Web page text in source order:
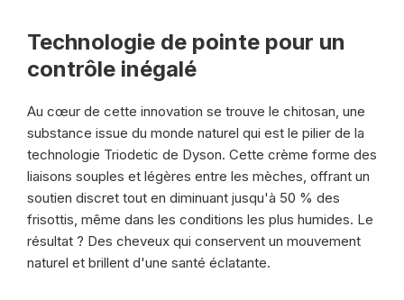
Technologie de pointe pour un
contrôle inégalé
Au cœur de cette innovation se trouve le chitosan, une
substance issue du monde naturel qui est le pilier de la
technologie Triodetic de Dyson. Cette crème forme des
liaisons souples et légères entre les mèches, offrant un
soutien discret tout en diminuant jusqu'à 50 % des
frisottis, même dans les conditions les plus humides. Le
résultat ? Des cheveux qui conservent un mouvement
naturel et brillent d'une santé éclatante.